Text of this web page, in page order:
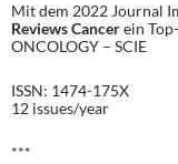
Mit dem 2022 Journal
Reviews Cancerein
ONCOLOGY – SCIE
ISSN: 1474-175X
12 issues/year
***